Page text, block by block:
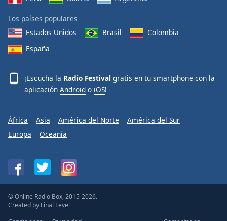
Los países populares
Estados Unidos
Brasil
Colombia
España
¡Escucha la Radio Festival gratis en tu smartphone con la
aplicación Android o iOS!
África Asia América del Norte
América del Sur
Europa
Oceanía
© Online Radio Box, 2015-2026.
Created by Final Level